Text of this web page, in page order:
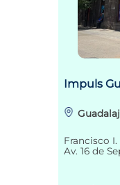
Impuls
Francisco
Av. 16 de